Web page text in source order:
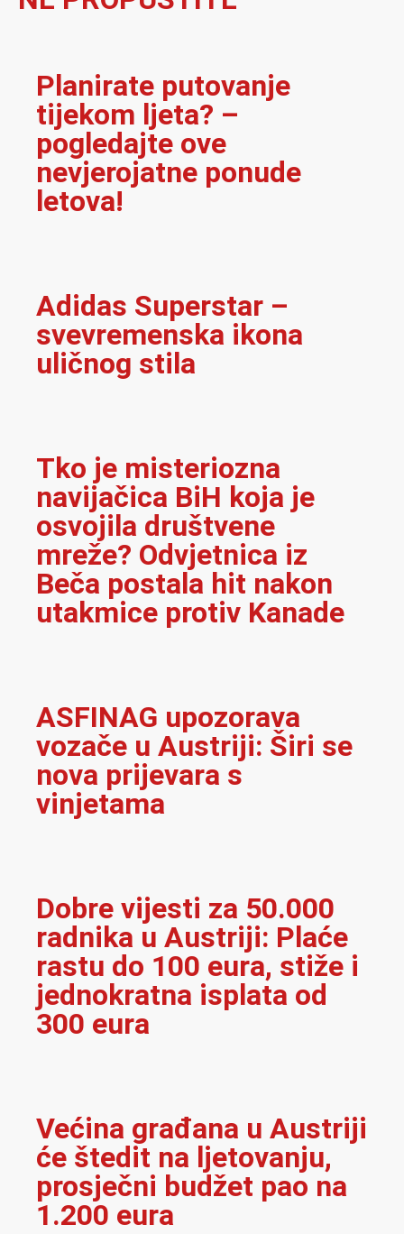
Planirate putovanje
tijekom ljeta? –
pogledajte ove
nevjerojatne ponude
letova!
Adidas Superstar –
svevremenska ikona
uličnog stila
Tko je misteriozna
navijačica BiH koja je
osvojila društvene
mreže? Odvjetnica iz
Beča postala hit nakon
utakmice protiv Kanade
ASFINAG upozorava
vozače u Austriji: Širi se
nova prijevara s
vinjetama
Dobre vijesti za 50.000
radnika u Austriji: Plaće
rastu do 100 eura, stiže i
jednokratna isplata od
300 eura
Većina građana u Austriji
će štedit na ljetovanju,
prosječni budžet pao na
1.200 eura